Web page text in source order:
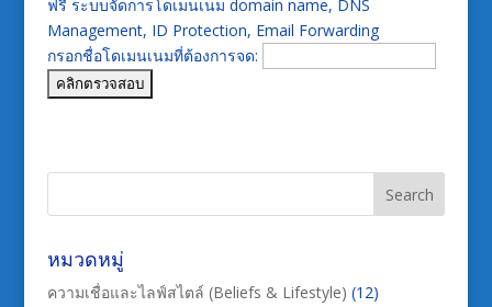
ฟรี ระบบจัดการโดเมนเนม domain name, DNS
Management, ID Protection, Email Forwarding
กรอกชื่อโดเมนเนมที่ต้องการจด:
หมวดหมู่
ความเชื่อและไลฟ์สไตล์ (Beliefs & Lifestyle) (12)